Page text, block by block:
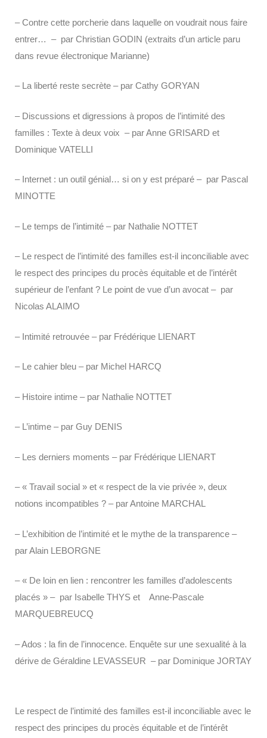
– Contre cette porcherie dans laquelle on voudrait nous faire
entrer… – par Christian GODIN (extraits d’un article paru
dans revue électronique Marianne)
– La liberté reste secrète – par Cathy GORYAN
– Discussions et digressions à propos de l’intimité des
familles : Texte à deux voix – par Anne GRISARD et
Dominique VATELLI
– Internet : un outil génial… si on y est préparé – par Pascal
MINOTTE
– Le temps de l’intimité – par Nathalie NOTTET
– Le respect de l’intimité des familles est-il inconciliable avec
le respect des principes du procès équitable et de l’intérêt
supérieur de l’enfant ? Le point de vue d’un avocat – par
Nicolas ALAIMO
– Intimité retrouvée – par Frédérique LIENART
– Le cahier bleu – par Michel HARCQ
– Histoire intime – par Nathalie NOTTET
– L’intime – par Guy DENIS
– Les derniers moments – par Frédérique LIENART
– « Travail social » et « respect de la vie privée », deux
notions incompatibles ? – par Antoine MARCHAL
– L’exhibition de l’intimité et le mythe de la transparence –
par Alain LEBORGNE
– « De loin en lien : rencontrer les familles d’adolescents
placés » – par Isabelle THYS et Anne-Pascale
MARQUEBREUCQ
– Ados : la fin de l’innocence. Enquête sur une sexualité à la
dérive de Géraldine LEVASSEUR – par Dominique JORTAY
Le respect de l’intimité des familles est-il inconciliable avec le
respect des principes du procès équitable et de l’intérêt